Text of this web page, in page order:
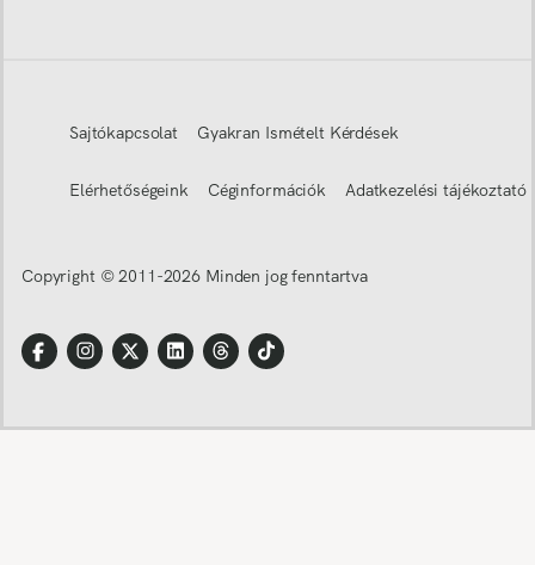
Sajtókapcsolat Gyakran Ismételt Kérdések
Elérhetőségeink Céginformációk Adatkezelési tájékoztató
Copyright © 2011-2026 Minden jog fenntartva